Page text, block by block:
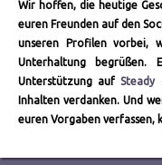
Wir hoffen, die heutige
euren Freunden auf den
unseren Profilen vorbei,
Unterhaltung begrüßen.
Unterstützung aufSteady
Inhalten verdanken. Und
euren Vorgaben verfassen,